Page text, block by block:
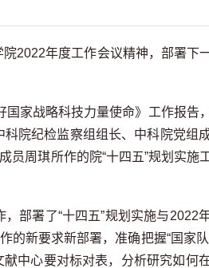
2022年度工作会议精神，部署下
国家战略科技力量使命》工作报告
院纪检监察组组长、中科院党组
周琪所作的院“十四五”规划实施
，部署了“十四五”规划实施与2022
新要求新部署，准确把握“国家队
献中心要对标对表，分析研究如